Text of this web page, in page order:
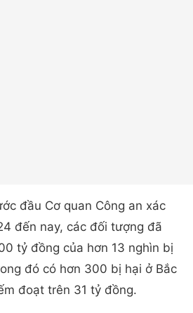
đầu Cơ quan Công an xác
đến nay, các đối tượng đã
tỷ đồng của hơn 13 nghìn bị
đó có hơn 300 bị hại ở Bắc
đoạt trên 31 tỷ đồng.